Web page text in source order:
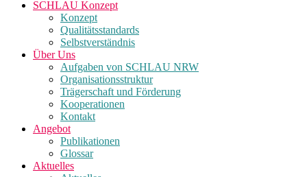
SCHLAU Konzept
Konzept
Qualitätsstandards
Selbstverständnis
Über Uns
Aufgaben von SCHLAU NRW
Organisationsstruktur
Trägerschaft und Förderung
Kooperationen
Kontakt
Angebot
Publikationen
Glossar
Aktuelles